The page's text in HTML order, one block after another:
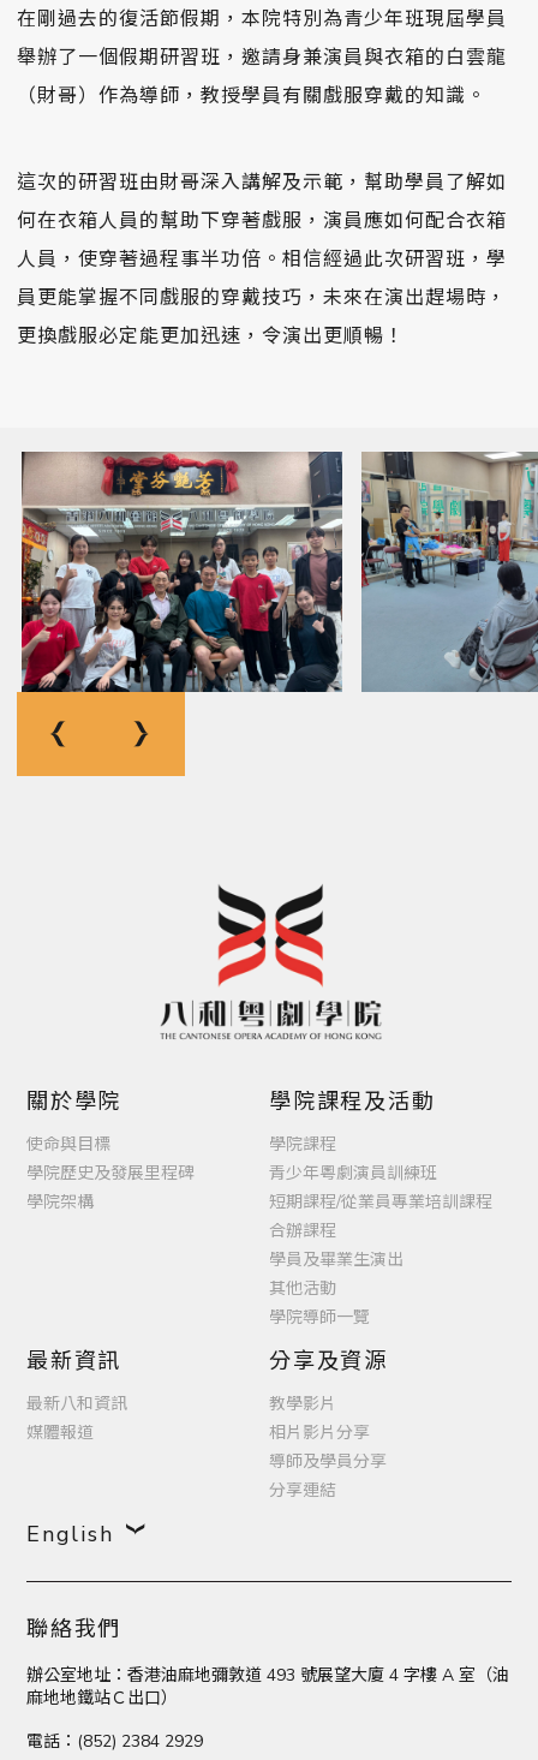
在剛過去的復活節假期，本院特別為青少年班現屆學員
舉辦了一個假期研習班，邀請身兼演員與衣箱的白雲龍
（財哥）作為導師，教授學員有關戲服穿戴的知識。󠀠
這次的研習班由財哥深入講解及示範，幫助學員了解如
何在衣箱人員的幫助下穿著戲服，演員應如何配合衣箱
人員，使穿著過程事半功倍。相信經過此次研習班，學
員更能掌握不同戲服的穿戴技巧，未來在演出趕場時，
更換戲服必定能更加迅速，令演出更順暢！󠀠
關於學院
使命與目標
學院歷史及發展里程碑
學院架構
學院課程及活動
學院課程
青少年粵劇演員訓練班
短期課程/從業員專業培訓課程
合辦課程
學員及畢業生演出
其他活動
學院導師一覽
最新資訊
最新八和資訊
媒體報道
分享及資源
教學影片
相片影片分享
導師及學員分享
分享連結
English
聯絡我們
辦公室地址：香港油麻地彌敦道 493 號展望大廈 4 字樓 A 室（油
麻地地鐵站Ｃ出口）
電話：(852) 2384 2929